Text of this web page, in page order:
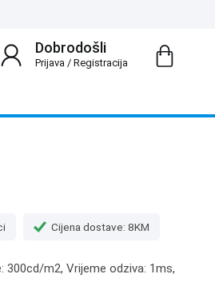
Dobrodošli
Prijava/ Registracija
Cijena dostave: 8KM
300cd/m2, Vrijeme odziva: 1ms,